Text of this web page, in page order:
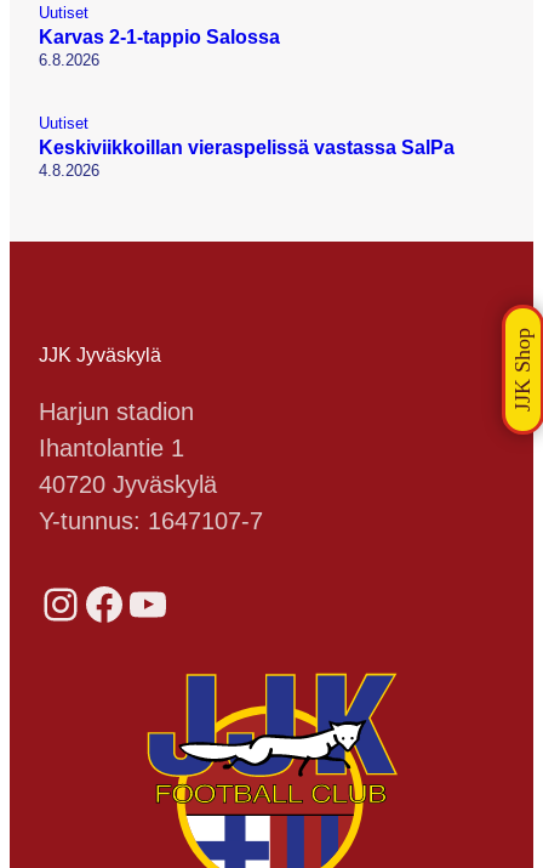
Uutiset
Karvas 2-1-tappio Salossa
6.8.2026
Uutiset
Keskiviikkoillan vieraspelissä vastassa SalPa
4.8.2026
JJK Jyväskylä
Harjun stadion
Ihantolantie 1
40720 Jyväskylä
Y-tunnus: 1647107-7
Instagram Facebook YouTube